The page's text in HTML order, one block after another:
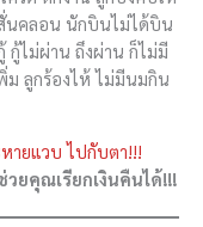
นคลอน นักบินไม่ได้บิน
กู้ไม่ผ่าน ถึงผ่าน ก็ไม่มี
ม ลูกร้องไห้ ไม่มีนมกิน
ายแวบ ไปกับตา!!!
วยคุณเรียกเงินคืนได้!!!